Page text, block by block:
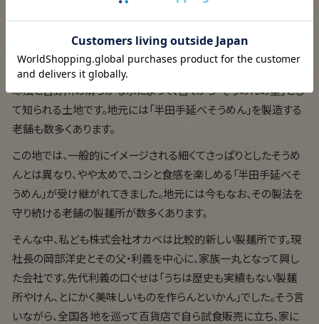
そうめんと言うにはやや太い、
小麦の中心部と自然塩にこだわった手延べ麺。
徳島県美馬郡つるぎ町の半田地区は、四国山地から吹き降ろす
寒風と吉野川の清らかな水によって、古くから「そうめんの里」とし
て知られる土地です。地元には「半田手延べそうめん」を製造する
老舗も数多くあります。
この地では、一般的にイメージされる細くてさっぱりとしたそうめ
んとは異なり、やや太めで、コシと食感を楽しめる「半田手延べそ
うめん」が受け継がれてきました。地元には今もなお、その製法を
守り続ける老舗の製麺所が数多くあります。
そんな中、私ども株式会社オカベは比較的新しい製麺所です。現
社長の岡部洋史とその父・利義を中心に、家族一丸となって興し
た会社です。先代利義の口ぐせは「うちは歴史も実績もない製麺
所やけん、とにかく美味しいものを作らんといかん」でした。そう言
いながら、全国各地を巡って百貨店で自ら試食販売に立ち、家に